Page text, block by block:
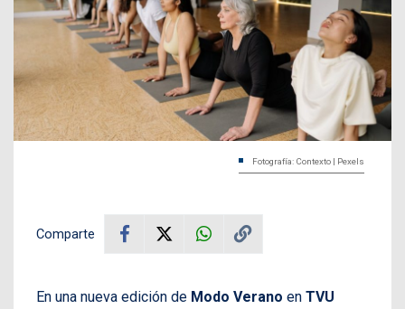
Fotografía: Contexto | Pexels
Comparte
En una nueva edición de Modo Verano en TVU